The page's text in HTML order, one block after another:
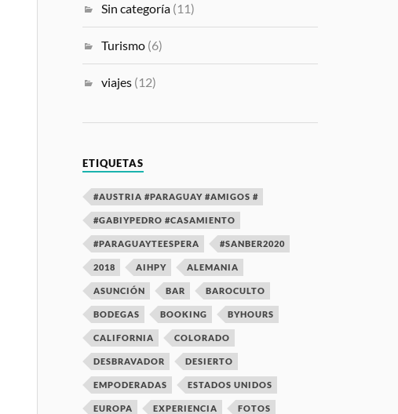
Sin categoría (11)
Turismo (6)
viajes (12)
ETIQUETAS
#AUSTRIA #PARAGUAY #AMIGOS #
#GABIYPEDRO #CASAMIENTO
#PARAGUAYTEESPERA #SANBER2020
2018 AIHPY ALEMANIA
ASUNCIÓN BAR BAROCULTO
BODEGAS BOOKING BYHOURS
CALIFORNIA COLORADO
DESBRAVADOR DESIERTO
EMPODERADAS ESTADOS UNIDOS
EUROPA EXPERIENCIA FOTOS